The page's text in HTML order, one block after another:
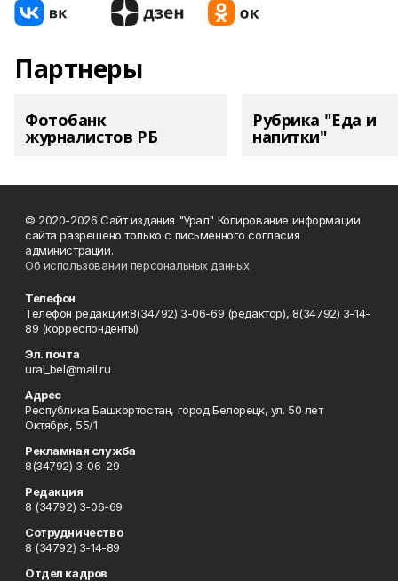
Партнеры
Фотобанк
журналистов РБ
Рубрика "Еда и
напитки"
© 2020-2026 Сайт издания "Урал" Копирование информации
сайта разрешено только с письменного согласия
администрации.
Об использовании персональных данных
Телефон
Телефон редакции:8(34792) 3-06-69 (редактор), 8(34792) 3-14-
89 (корреспонденты)
Эл. почта
ural_bel@mail.ru
Адрес
Республика Башкортостан, город Белорецк, ул. 50 лет
Октября, 55/1
Рекламная служба
8(34792) 3-06-29
Редакция
8 (34792) 3-06-69
Сотрудничество
8 (34792) 3-14-89
Отдел кадров